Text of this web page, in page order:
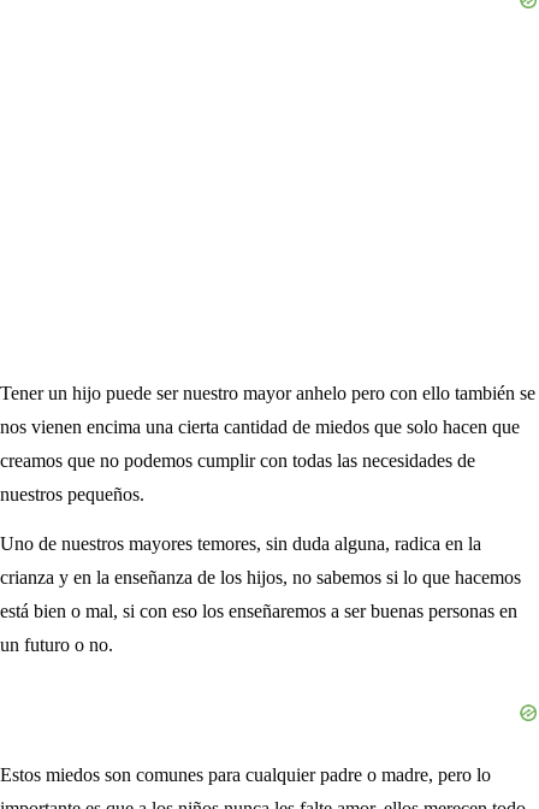
Tener un hijo puede ser nuestro mayor anhelo pero con ello también se
nos vienen encima una cierta cantidad de miedos que solo hacen que
creamos que no podemos cumplir con todas las necesidades de
nuestros pequeños.
Uno de nuestros mayores temores, sin duda alguna, radica en la
crianza y en la enseñanza de los hijos, no sabemos si lo que hacemos
está bien o mal, si con eso los enseñaremos a ser buenas personas en
un futuro o no.
Estos miedos son comunes para cualquier padre o madre, pero lo